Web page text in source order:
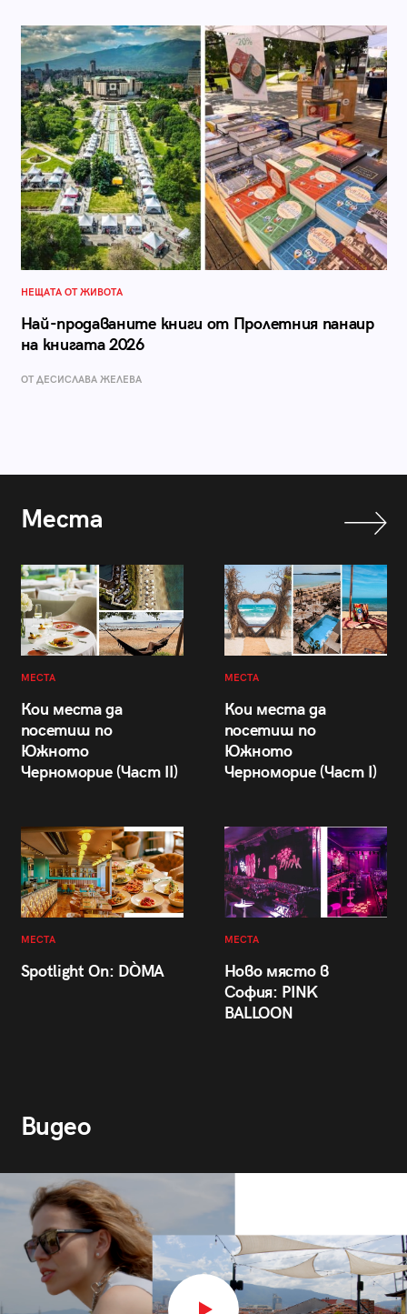
НЕЩАТА ОТ ЖИВОТА
Най-продаваните книги от Пролетния панаир
на книгата 2026
ОТ ДЕСИСЛАВА ЖЕЛЕВА
Места
МЕСТА
Кои места да
посетиш по
Южното
Черноморие (Част II)
МЕСТА
Кои места да
посетиш по
Южното
Черноморие (Част I)
МЕСТА
Spotlight On: DÒMA
МЕСТА
Ново място в
София: PINK
BALLOON
Видео